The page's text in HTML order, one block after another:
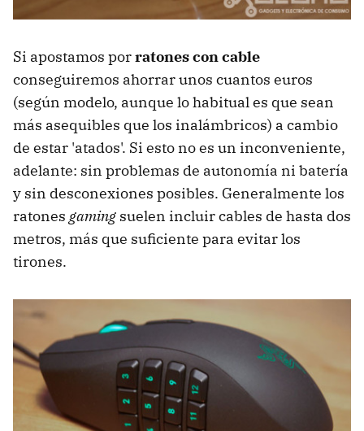
Si apostamos porratones con cable
conseguiremos ahorrar unos cuantos euros
(según modelo, aunque lo habitual es que sean
más asequibles que los inalámbricos) a cambio
de estar 'atados'. Si esto no es un inconveniente,
adelante: sin problemas de autonomía ni batería
y sin desconexiones posibles. Generalmente los
ratones gaming suelen incluir cables de hasta dos
metros, más que suficiente para evitar los
tirones.